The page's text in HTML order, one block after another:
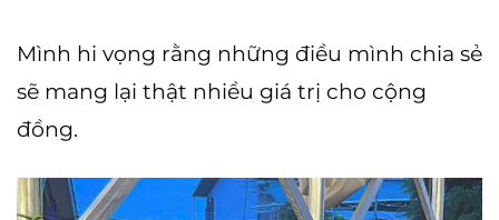
Mình hi vọng rằng những điều mình chia sẻ
sẽ mang lại thật nhiều giá trị cho cộng
đồng.